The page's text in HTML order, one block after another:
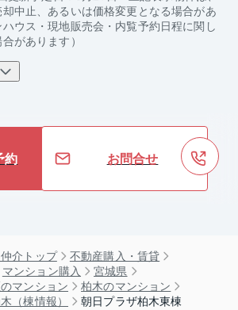
中止、あるいは価格変更となる場合があ
ウス・現地販売会・内覧予約日程に関し
があります）
約 お問合せ
介トップ
不動産購入・賃貸
マンション購入
宮城県
マンション
柏木のマンション
（棟情報）
朝日プラザ柏木東棟